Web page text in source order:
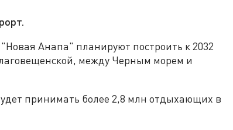
Анапа" планируют построить к 2032
между Черным морем и
принимать более 2,8 млн отдыхающих в